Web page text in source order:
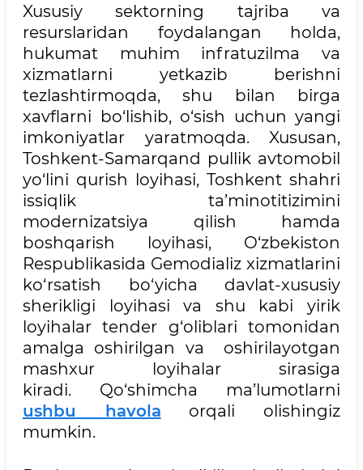
Xususiy sektorning tajriba va
resurslaridan foydalangan holda,
hukumat muhim infratuzilma va
xizmatlarni yetkazib berishni
tezlashtirmoqda, shu bilan birga
xavflarni bo‘lishib, o‘sish uchun yangi
imkoniyatlar yaratmoqda. Xususan,
Toshkent-Samarqand pullik avtomobil
yo‘lini qurish loyihasi, Toshkent shahri
issiqlik ta’minotitizimini
modernizatsiya qilish hamda
boshqarish loyihasi, O‘zbekiston
Respublikasida Gemodializ xizmatlarini
ko‘rsatish bo‘yicha davlat-xususiy
sherikligi loyihasi va shu kabi yirik
loyihalar tender g‘oliblari tomonidan
amalga oshirilgan va oshirilayotgan
mashxur loyihalar sirasiga
kiradi. Qo‘shimcha ma’lumotlarni
ushbu havola orqali olishingiz
mumkin.